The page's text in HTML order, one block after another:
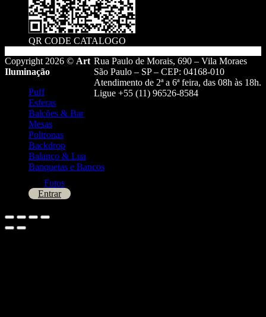
QR CODE CATALOGO
Rua Paulo de Morais, 690 – Vila Moraes
São Paulo – SP – CEP: 04168-010
Atendimento de 2ª a 6ª feira, das 08h às 18h.
Ligue +55 (11) 96526-8584
Copyright 2026 © Art
Iluminação
Puff
Esferas
Balcões & Bar
Mesas
Poltronas
Backdrop
Balanço & Lua
Banquetas e Bancos
Fotos
Entrar